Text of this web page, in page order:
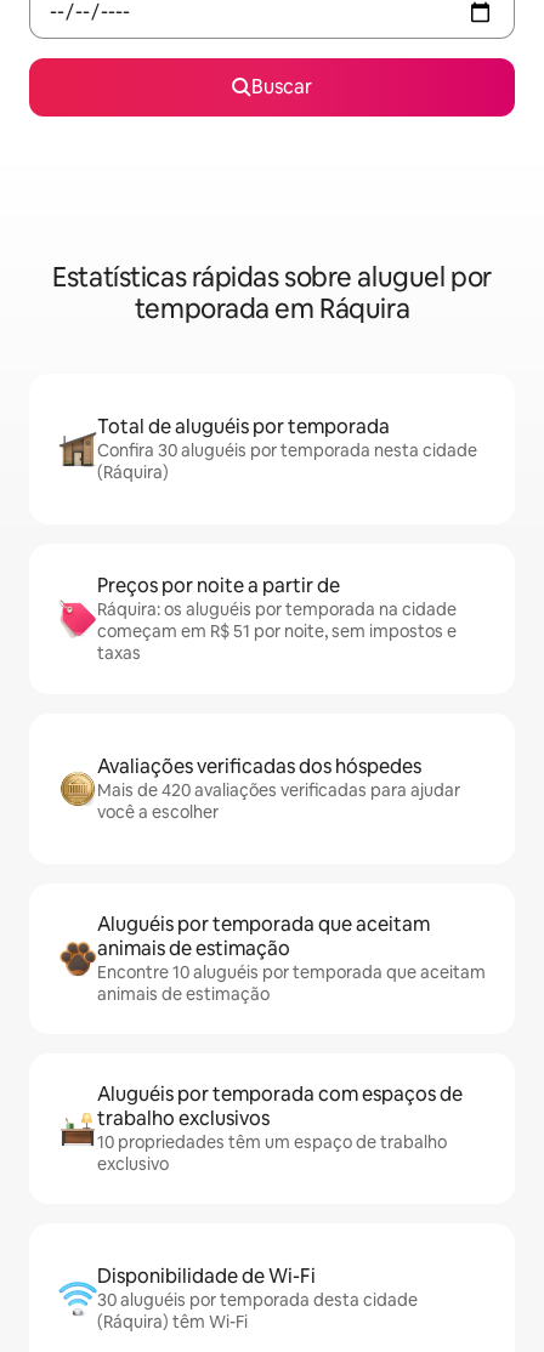
Buscar
Estatísticas rápidas sobre aluguel por
temporada em Ráquira
Total de aluguéis por temporada
Confira 30 aluguéis por temporada nesta cidade
(Ráquira)
Preços por noite a partir de
Ráquira: os aluguéis por temporada na cidade
começam em R$ 51 por noite, sem impostos e
taxas
Avaliações verificadas dos hóspedes
Mais de 420 avaliações verificadas para ajudar
você a escolher
Aluguéis por temporada que aceitam
animais de estimação
Encontre 10 aluguéis por temporada que aceitam
animais de estimação
Aluguéis por temporada com espaços de
trabalho exclusivos
10 propriedades têm um espaço de trabalho
exclusivo
Disponibilidade de Wi-Fi
30 aluguéis por temporada desta cidade
(Ráquira) têm Wi-Fi